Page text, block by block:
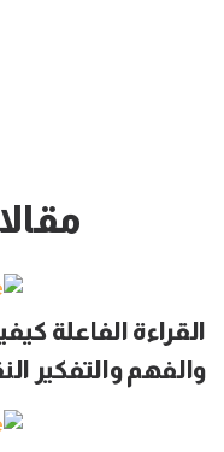
القراءة الفاعلة
والفهم والتفكير